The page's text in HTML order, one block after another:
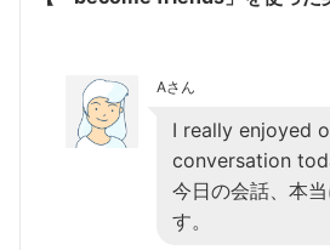
Aさん
I really enjoyed
conversation
今日の会話、本
す。